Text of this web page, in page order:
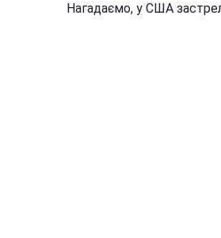
Нагадаємо, у США